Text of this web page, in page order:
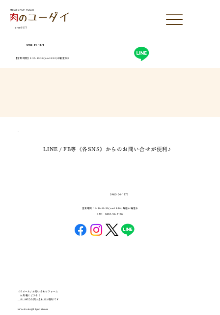
0463-54-1173
【営業時間】9:30-19:30(sun18:30)木曜定休日
MEAT SHOP YUDAI
since1977
LINE / FB等《各SNS》からのお問い合せが便利♪
0463-54-1173
営業時間： 9:30-19:30(sun18:30) 毎週木曜定休
FAX： 0463-54-1186
☆Eメール / お問い合わせフォーム
お気軽にどうぞ♪
※LINEでの問い合わせが便利です
info-shuko@29yudai.com